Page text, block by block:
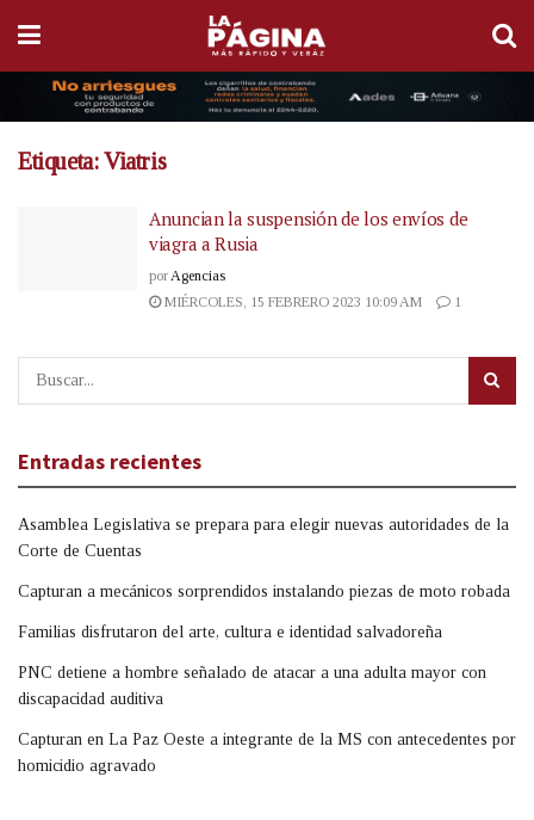
Etiqueta:Viatris
Anuncian la suspensión de los envíos de
viagra a Rusia
por Agencias
MIÉRCOLES, 15 FEBRERO 2023 10:09 AM
1
Entradas recientes
Asamblea Legislativa se prepara para elegir nuevas autoridades de la
Corte de Cuentas
Capturan a mecánicos sorprendidos instalando piezas de moto robada
Familias disfrutaron del arte, cultura e identidad salvadoreña
PNC detiene a hombre señalado de atacar a una adulta mayor con
discapacidad auditiva
Capturan en La Paz Oeste a integrante de la MS con antecedentes por
homicidio agravado